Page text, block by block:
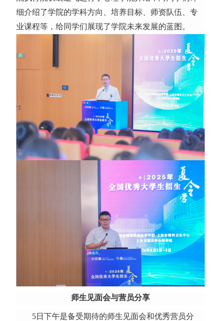
细介绍了学院的学科方向、培养目标、师资队伍、专
业课程等，给同学们展现了学院未来发展的蓝图。
师生见面会与营员分享
5日下午是备受期待的师生见面会和优秀营员分